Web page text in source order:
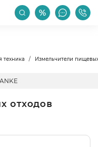
техника Измельчители
отходов